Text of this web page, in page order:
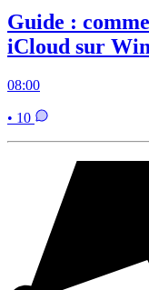
Guide :
iCloud sur
08:00
• 10